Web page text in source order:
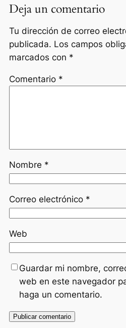
Deja un comentario
Tu dirección de correo
publicada. Los campos
marcados con *
Comentario *
Nombre *
Correo electrónico *
Web
Guardar mi nombre,
web en este navegador
haga un comentario.